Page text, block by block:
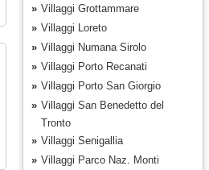
» Villaggi Grottammare
» Villaggi Loreto
» Villaggi Numana Sirolo
» Villaggi Porto Recanati
» Villaggi Porto San Giorgio
» Villaggi San Benedetto del
Tronto
» Villaggi Senigallia
» Villaggi Parco Naz. Monti